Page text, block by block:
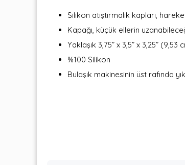
Silikon atıştırmalık kapları,
Kapağı, küçük ellerin
Yaklaşık 3,75” x 3,5” x 3,25”
%100 Silikon
Bulaşık makinesinin üst rafında